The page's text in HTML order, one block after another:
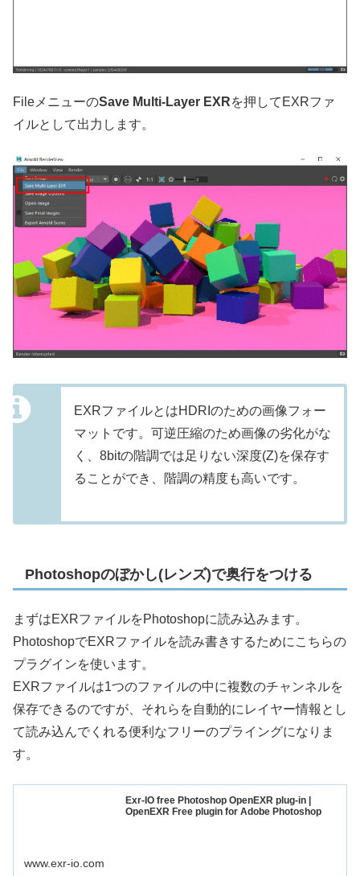
FileメニューのSave Multi-Layer EXRを押してEXRファ
イルとして出力します。
EXRファイルとはHDRIのための画像フォー
マットです。可逆圧縮のため画像の劣化がな
く、8bitの階調では足りない深度(Z)を保存す
ることができ、階調の精度も高いです。
Photoshopのぼかし(レンズ)で奥行をつける
まずはEXRファイルをPhotoshopに読み込みます。
PhotoshopでEXRファイルを読み書きするためにこちらの
プラグインを使います。
EXRファイルは1つのファイルの中に複数のチャンネルを
保存できるのですが、それらを自動的にレイヤー情報とし
て読み込んでくれる便利なフリーのプライングになりま
す。
Exr-IO free Photoshop OpenEXR plug-in |
OpenEXR Free plugin for Adobe Photoshop
www.exr-io.com